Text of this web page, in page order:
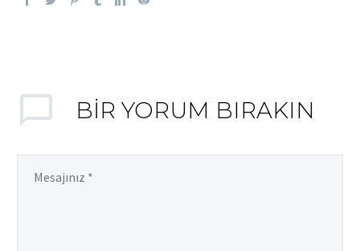
BIR YORUM BIRAKIN